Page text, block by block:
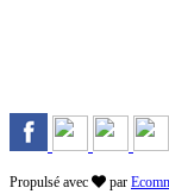
Propulsé avec par